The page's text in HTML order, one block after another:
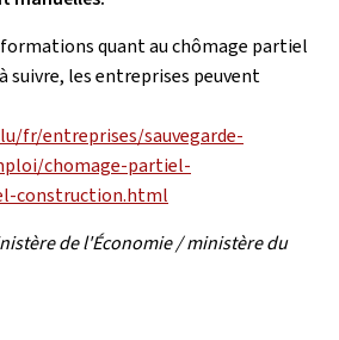
quant au chômage partiel
suivre, les entreprises peuvent
fr/entreprises/sauvegarde-
chomage-partiel-
construction.html
de l'Économie / ministère du